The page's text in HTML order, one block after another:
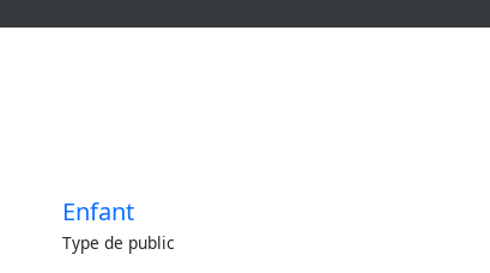
Enfant
Type de public